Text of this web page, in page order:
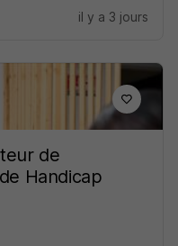
il y a 3 jours
de
Handicap